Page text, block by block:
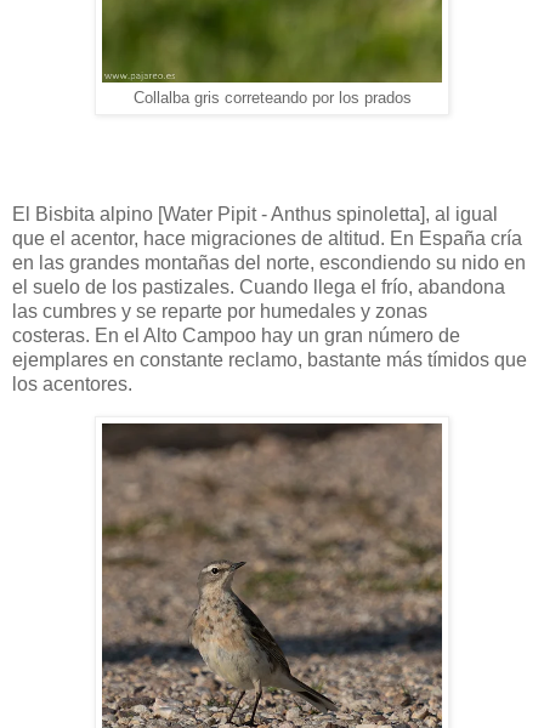
Collalba gris correteando por los prados
El Bisbita alpino [Water Pipit - Anthus spinoletta], al igual
que el acentor, hace migraciones de altitud. En España cría
en las grandes montañas del norte, escondiendo su nido en
el suelo de los pastizales. Cuando llega el frío, abandona
las cumbres y se reparte por humedales y zonas
costeras. En el Alto Campoo hay un gran número de
ejemplares en constante reclamo, bastante más tímidos que
los acentores.